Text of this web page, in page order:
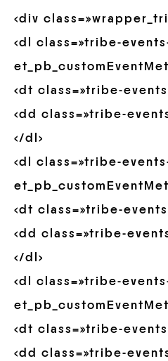
<div
<dl class=»tribe-
<dt class=»tribe-
<dd class=»tribe-
</dl>
<dl class=»tribe-
<dt class=»tribe-
<dd class=»tribe-
</dl>
<dl class=»tribe-
<dt class=»tribe-
<dd class=»tribe-